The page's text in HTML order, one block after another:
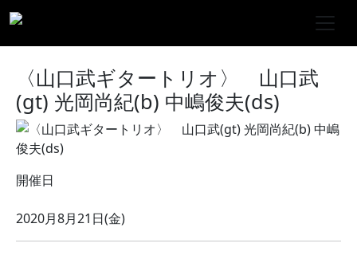
〈山口武ギタートリオ〉 山口武
(gt) 光岡尚紀(b) 中嶋俊夫(ds)
開催日
2020月8月21日(金)